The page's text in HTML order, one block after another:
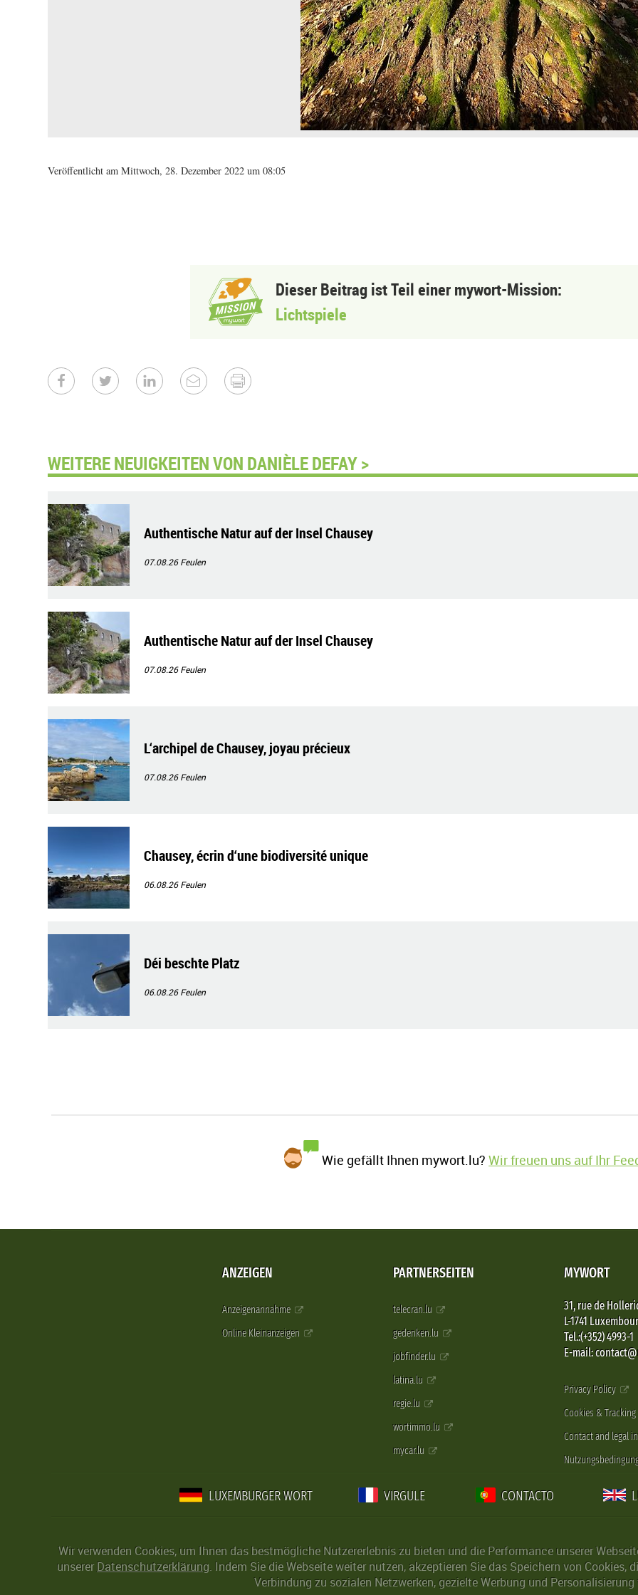
Veröffentlicht am Mittwoch, 28. Dezember 2022 um 08:05
Dieser Beitrag ist Teil einer mywort-Mission:
Lichtspiele
WEITERE NEUIGKEITEN VON DANIÈLE DEFAY >
Authentische Natur auf der Insel Chausey
07.08.26Feulen
Authentische Natur auf der Insel Chausey
07.08.26Feulen
L‘archipel de Chausey, joyau précieux
07.08.26Feulen
Chausey, écrin d‘une biodiversité unique
06.08.26Feulen
Déi beschte Platz
06.08.26Feulen
Wie gefällt Ihnen mywort.lu?Wir freuen uns auf Ihr
ANZEIGEN
Anzeigenannahme
Online Kleinanzeigen
PARTNERSEITEN
telecran.lu
gedenken.lu
jobfinder.lu
latina.lu
regie.lu
wortimmo.lu
mycar.lu
MYWORT
31, rue de
L-1741
Tel.:(+352) 4993-1
E-mail:
Privacy Policy
Cookies & Tracking
Contact and legal
LUXEMBURGER WORT VIRGULE CONTACTO
Wir verwenden Cookies, um Ihnen das bestmögliche Nutzererlebnis zu bieten und die Performance unserer
unserer Datenschutzerklärung. Indem Sie die Webseite weiter nutzen, akzeptieren Sie das Speichern von
Verbindung zu sozialen Netzwerken, gezielte Werbung und